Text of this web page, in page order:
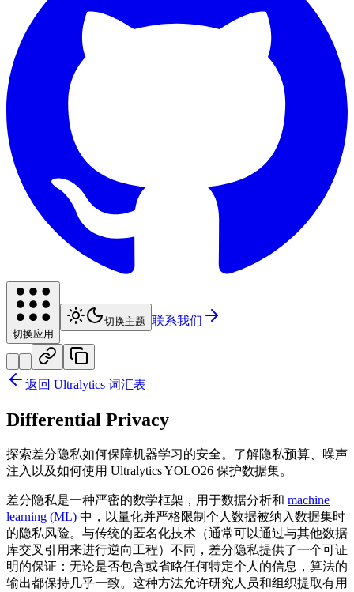
切换应用
切换主题 联系我们
返回 Ultralytics 词汇表
Differential Privacy
探索差分隐私如何保障机器学习的安全。了解隐私预算、噪声
注入以及如何使用 Ultralytics YOLO26 保护数据集。
差分隐私是一种严密的数学框架，用于数据分析和 machine
learning (ML) 中，以量化并严格限制个人数据被纳入数据集时
的隐私风险。与传统的匿名化技术（通常可以通过与其他数据
库交叉引用来进行逆向工程）不同，差分隐私提供了一个可证
明的保证：无论是否包含或省略任何特定个人的信息，算法的
输出都保持几乎一致。这种方法允许研究人员和组织提取有用